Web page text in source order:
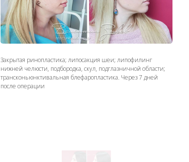
Закрытая ринопластика; липосакция шеи; липофилинг
нижней челюсти, подбородка, скул, подглазничной области;
трансконьюнктивальная блефаропластика. Через 7 дней
после операции